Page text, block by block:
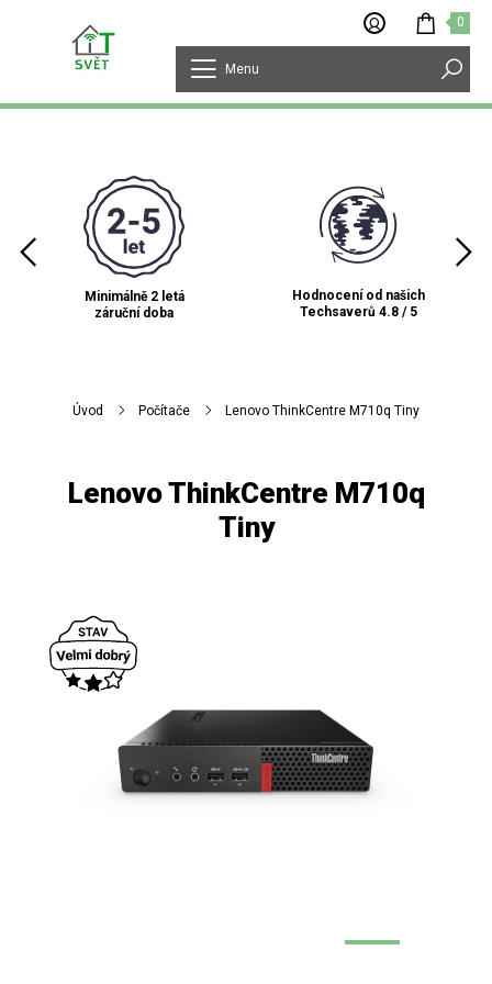
0
Menu
Minimálně 2 letá
záruční doba
Hodnocení od našich
Techsaverů 4.8 / 5
Úvod Počítače Lenovo ThinkCentre M710q Tiny
Lenovo ThinkCentre M710q
Tiny